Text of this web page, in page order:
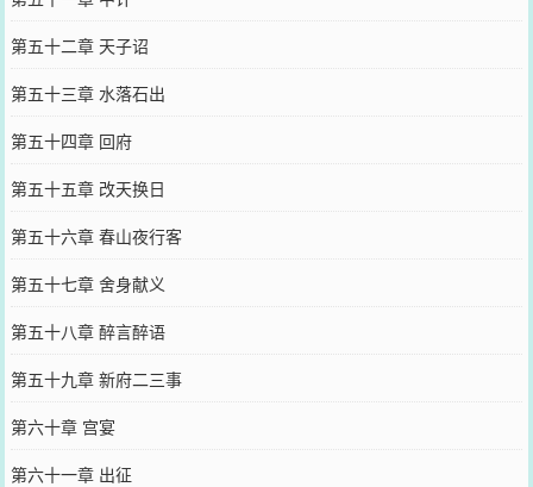
第五十二章 天子诏
第五十三章 水落石出
第五十四章 回府
第五十五章 改天换日
第五十六章 春山夜行客
第五十七章 舍身献义
第五十八章 醉言醉语
第五十九章 新府二三事
第六十章 宫宴
第六十一章 出征